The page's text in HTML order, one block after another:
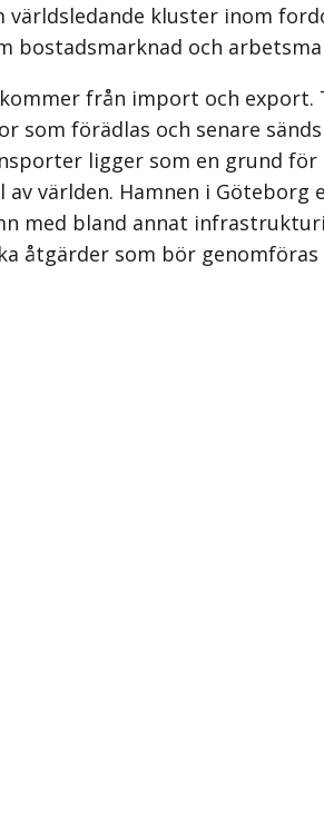
kluster inom
och
från import och
som förädlas och senare
ligger som en grund
världen. Hamnen i
med bland annat
åtgärder som bör